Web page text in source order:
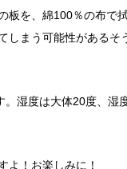
板を、綿100％の布で
しまう可能性があるそ
湿度は大体20度、湿
よ！ お楽しみに！